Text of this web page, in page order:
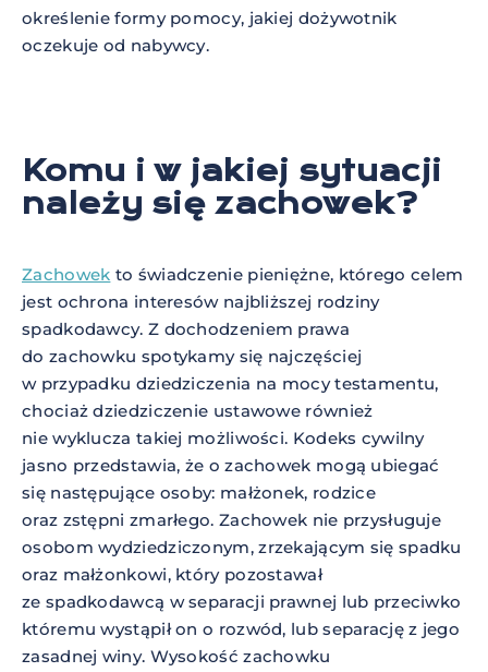
określenie formy pomocy, jakiej dożywotnik
oczekuje od nabywcy.
Komu i w jakiej sytuacji
należy się zachowek?
Zachowek to świadczenie pieniężne, którego celem
jest ochrona interesów najbliższej rodziny
spadkodawcy. Z dochodzeniem prawa
do zachowku spotykamy się najczęściej
w przypadku dziedziczenia na mocy testamentu,
chociaż dziedziczenie ustawowe również
nie wyklucza takiej możliwości. Kodeks cywilny
jasno przedstawia, że o zachowek mogą ubiegać
się następujące osoby: małżonek, rodzice
oraz zstępni zmarłego. Zachowek nie przysługuje
osobom wydziedziczonym, zrzekającym się spadku
oraz małżonkowi, który pozostawał
ze spadkodawcą w separacji prawnej lub przeciwko
któremu wystąpił on o rozwód, lub separację z jego
zasadnej winy. Wysokość zachowku